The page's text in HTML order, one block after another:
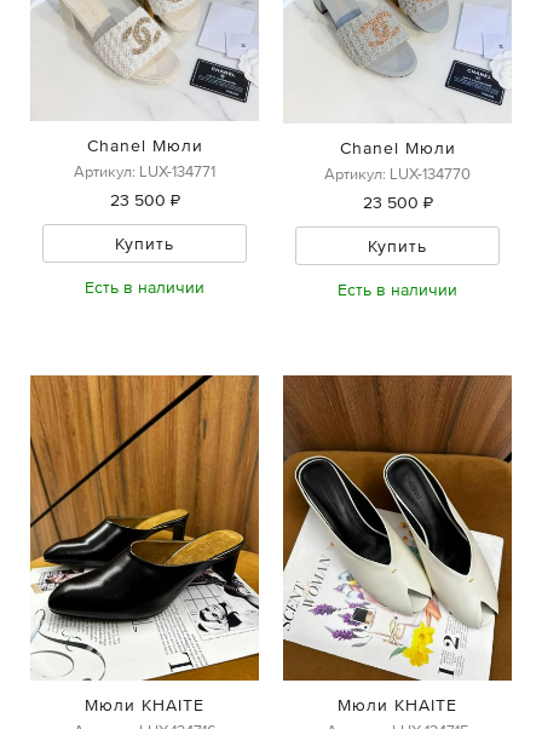
Chanel Мюли
Артикул: LUX-134771
23 500 ₽
Купить
Есть в наличии
Chanel Мюли
Артикул: LUX-134770
23 500 ₽
Купить
Есть в наличии
Мюли KHAITE Мюли KHAITE